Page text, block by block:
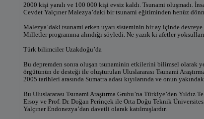
2000 kişi yaralı ve 100 000 kişi evsiz kaldı. Tsunami oluşmadı.
Cevdet Yalçıner Malezya’daki bir tsunami eğitiminden henüz
Malezya’daki tsunami erken uyarı sisteminin bir ay içinde
Milletler programına alındığı söyledi. Ne yazık ki afetler
Türk bilimciler Uzakdoğu’da
Bu depremden sonra oluşan tsunaminin etkilerini bilimsel olarak
örgütünün de desteği ile oluşturulan Uluslararası Tsunami
2005 tarihleri arasında Sumatra adası kıyılarında ve onun
Bu Uluslararası Tsunami Araştırma Grubu’na Türkiye’den
Ersoy ve Prof. Dr. Doğan Perinçek ile Orta Doğu Teknik
Yalçıner Endonezya’dan davetli olarak katılmışlardır.